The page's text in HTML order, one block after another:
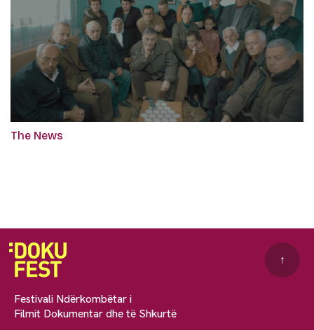
The News
Festivali Ndërkombëtar i
Filmit Dokumentar dhe të Shkurtë
↑